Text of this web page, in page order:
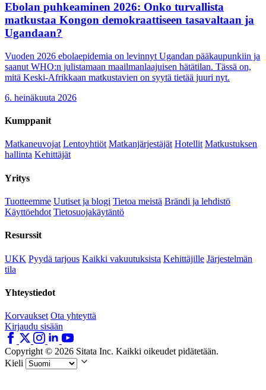
Ebolan puhkeaminen 2026: Onko turvallista
matkustaa Kongon demokraattiseen tasavaltaan ja
Ugandaan?
Vuoden 2026 ebolaepidemia on levinnyt Ugandan pääkaupunkiin ja
saanut WHO:n julistamaan maailmanlaajuisen hätätilan. Tässä on,
mitä Keski-Afrikkaan matkustavien on syytä tietää juuri nyt.
6. heinäkuuta 2026
Kumppanit
Matkaneuvojat Lentoyhtiöt Matkanjärjestäjät Hotellit Matkustuksen
hallinta Kehittäjät
Yritys
Tuotteemme Uutiset ja blogi Tietoa meistä Brändi ja lehdistö
Käyttöehdot Tietosuojakäytäntö
Resurssit
UKK Pyydä tarjous Kaikki vakuutuksista Kehittäjille Järjestelmän
tila
Yhteystiedot
Korvaukset Ota yhteyttä
Kirjaudu sisään
Copyright © 2026 Sitata Inc. Kaikki oikeudet pidätetään.
Kieli